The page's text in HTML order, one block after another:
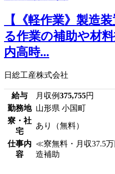
【《軽作業》製造
る作業の補助や材
内高時...
日総工産株式会社
給与 月収例375,755円
勤務地 山形県 小国町
寮・社
宅
あり（無料）
仕事内
容
≪寮無料・月収37.5
造補助